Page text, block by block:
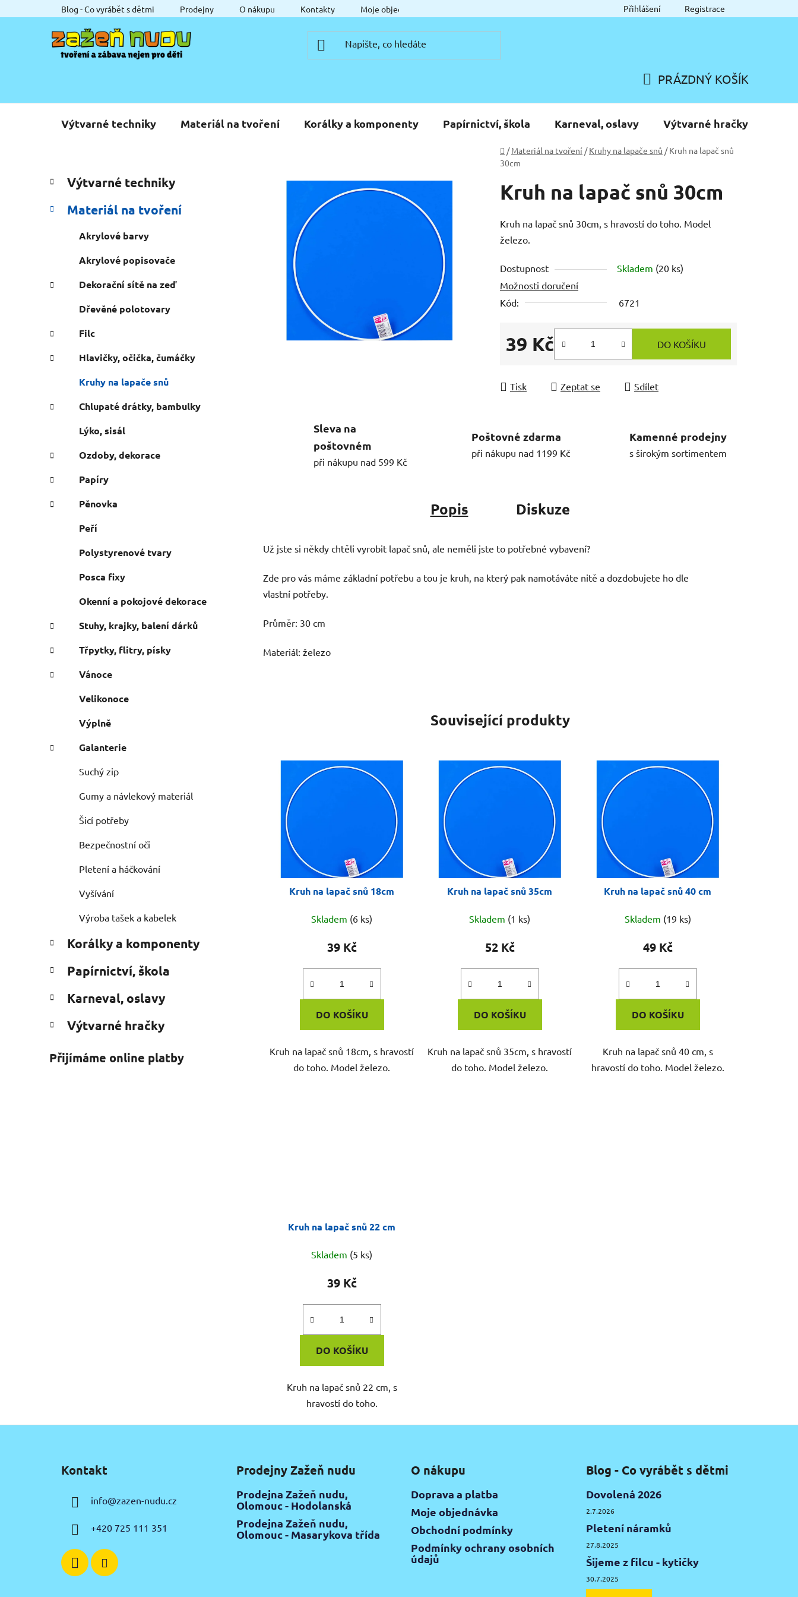
na
Blog - Co vyrábět s dětmi Prodejny O nákupu Kontakty Moje objednávka Přihlášení Registrace
KOŠÍK
PRÁZDNÝ KOŠÍK
Výtvarné techniky Materiál na tvoření Korálky a komponenty Papírnictví, škola Karneval, oslavy Výtvarné hračky
Domů
/ Materiál na tvoření / Kruhy na lapače snů / Kruh na lapač snů
30cm
P
o
s
n
a
e
Přeskočit
kategorie
a
e
e
Výtvarné techniky
Materiál na tvoření
Akrylové barvy
Akrylové popisovače
Dekorační sítě na zeď
Dřevěné polotovary
Filc
Hlavičky, očička, čumáčky
Kruhy na lapače snů
Chlupaté drátky, bambulky
Lýko, sisál
Ozdoby, dekorace
Papíry
Pěnovka
Peří
Polystyrenové tvary
Posca fixy
Okenní a pokojové dekorace
Stuhy, krajky, balení dárků
Třpytky, flitry, písky
Vánoce
Velikonoce
Výplně
Galanterie
Suchý zip
Gumy a návlekový materiál
Šicí potřeby
Bezpečnostní oči
Pletení a háčkování
Vyšívání
Výroba tašek a kabelek
Korálky a komponenty
Papírnictví, škola
Karneval, oslavy
Výtvarné hračky
Přijímáme online platby
Kruh na lapač snů 30cm
Kruh na lapač snů 30cm, s hravostí do toho. Model
železo.
Dostupnost Skladem (20 ks)
Možnosti doručení
Kód:
6721
39 Kč
Měrná cena:
DO KOŠÍKU
Tisk Zeptat se Sdílet
Sleva na
poštovném
při nákupu nad 599 Kč
Poštovné zdarma
při nákupu nad 1199 Kč
Kamenné prodejny
s širokým sortimentem
Popis Diskuze
Už jste si někdy chtěli vyrobit lapač snů, ale neměli jste to potřebné vybavení?
Zde pro vás máme základní potřebu a tou je kruh, na který pak namotáváte nitě a dozdobujete ho dle
vlastní potřeby.
Průměr: 30 cm
Materiál: železo
Související produkty
Kruh na lapač snů 18cm
Skladem (6 ks)
39 Kč
DO KOŠÍKU
Kruh na lapač snů 18cm, s hravostí
do toho. Model železo.
Kruh na lapač snů 35cm
Skladem (1 ks)
52 Kč
DO KOŠÍKU
Kruh na lapač snů 35cm, s hravostí
do toho. Model železo.
Kruh na lapač snů 40 cm
Skladem (19 ks)
49 Kč
DO KOŠÍKU
Kruh na lapač snů 40 cm, s
hravostí do toho. Model železo.
Kruh na lapač snů 22 cm
Skladem (5 ks)
39 Kč
DO KOŠÍKU
Kruh na lapač snů 22 cm, s
hravostí do toho.
Kontakt
info@zazen-nudu.cz
+420 725 111 351
Prodejny Zažeň nudu
Prodejna Zažeň nudu,
Olomouc - Hodolanská
Prodejna Zažeň nudu,
Olomouc - Masarykova třída
O nákupu
Doprava a platba
Moje objednávka
Obchodní podmínky
Podmínky ochrany osobních
údajů
Blog - Co vyrábět s dětmi
Dovolená 2026
2.7.2026
Pletení náramků
27.8.2025
Šijeme z filcu - kytičky
30.7.2025